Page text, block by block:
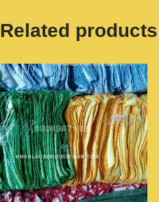
Related products